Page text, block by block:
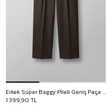
Erkek Süper Baggy Pileli Geniş Paça Gabardin Pantolon Koyu Kahve
1.399,90 TL